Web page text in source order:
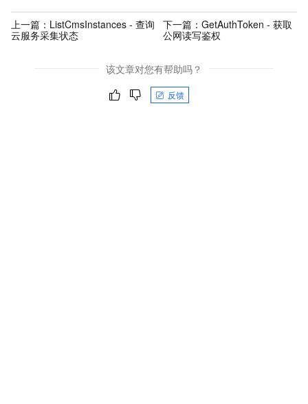
上一篇： ListCmsInstances - 查询
云服务采集状态
下一篇： GetAuthToken - 获取
公网读写鉴权
该文章对您有帮助吗？
反馈